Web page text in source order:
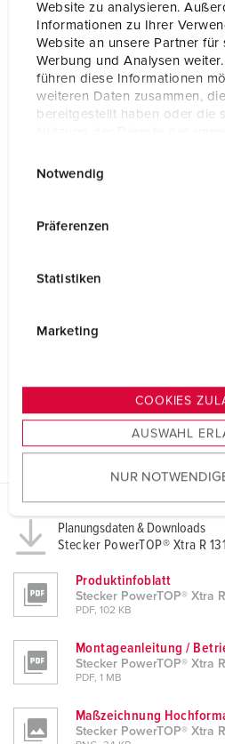
Website zu analysieren.
Informationen zu Ihrer
Website an unsere Partner für
Werbung und Analysen
führen diese Informationen
weiteren Daten zusammen,
bereitgestellt haben oder die
s
u
w
a
h
Notwendig
Präferenzen
Statistiken
Marketing
COOKIES
AUSWAHL
NUR
Planungsdaten & Downloads
Stecker PowerTOP® Xtra R
Produktinfoblatt
Stecker PowerTOP® Xtra R
PDF, 102 KB
Montageanleitung /
Stecker PowerTOP® Xtra R
PDF, 1 MB
Maßzeichnung
Stecker PowerTOP® Xtra R